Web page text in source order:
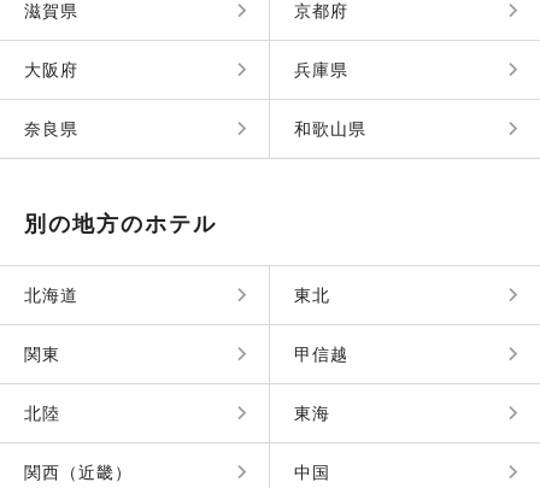
滋賀県 京都府
大阪府 兵庫県
奈良県 和歌山県
別の地方のホテル
北海道 東北
関東 甲信越
北陸 東海
関西（近畿） 中国